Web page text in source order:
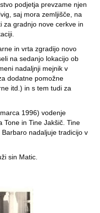
podjetja prevzame njen
saj mora zemljišče, na
za gradnjo nove cerkve in
in vrta zgradijo novo
na sedanjo lokacijo ob
nadaljnji mejnik v
dodatne pomožne
itd.) in s tem tudi za
1996) vodenje
Tone in Tine Jakšič. Tine
nadaljuje tradicijo v
sin Matic.